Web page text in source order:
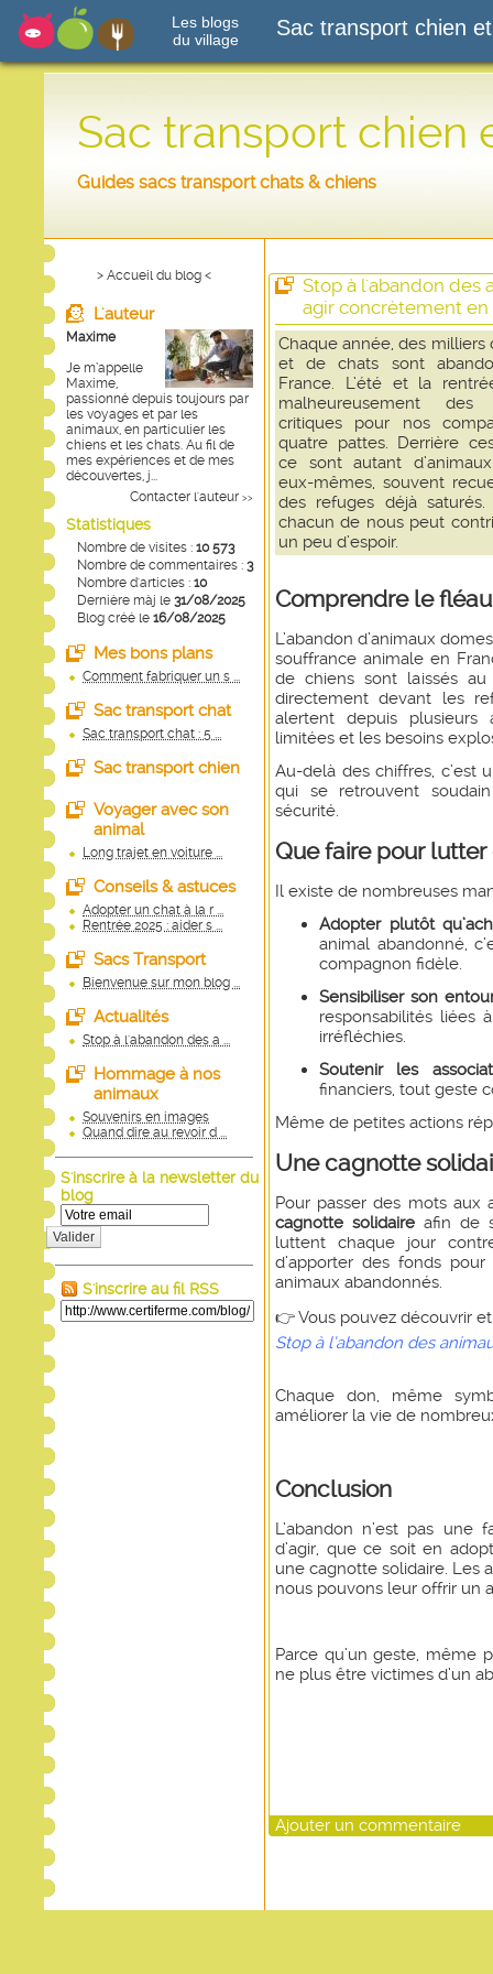
Les blogs
du village
Sac transport chien
Sac transport chien
Guides sacs transport chats & chiens
> Accueil du blog <
L'auteur
Maxime
Je m’appelle
Maxime,
passionné depuis toujours par
les voyages et par les
animaux, en particulier les
chiens et les chats. Au fil de
mes expériences et de mes
découvertes, j...
Contacter l'auteur >>
Statistiques
Nombre de visites : 10 573
Nombre de commentaires : 3
Nombre d'articles : 10
Dernière màj le 31/08/2025
Blog créé le 16/08/2025
Mes bons plans
Comment fabriquer un s ...
Sac transport chat
Sac transport chat : 5 ...
Sac transport chien
Voyager avec son
animal
Long trajet en voiture ...
Conseils & astuces
Adopter un chat à la r ...
Rentrée 2025 : aider s ...
Sacs Transport
Bienvenue sur mon blog ...
Actualités
Stop à l'abandon des a ...
Hommage à nos
animaux
Souvenirs en images
Quand dire au revoir d ...
S'inscrire à la newsletter du
blog
Valider
S'inscrire au fil RSS
Stop à l'abandon des
agir concrètement en
Chaque année, des milliers
et de chats sont
France. L’été et la
malheureusement des
critiques pour nos
quatre pattes. Derrière
ce sont autant
eux-mêmes, souvent
des refuges déjà saturés.
chacun de nous peut
un peu d’espoir.
Comprendre le
L’abandon d’animaux
souffrance animale en
de chiens sont laissés
directement devant les
alertent depuis plusieurs
limitées et les besoins
Au-delà des chiffres, c’est
qui se retrouvent
sécurité.
Que faire pour lutter
Il existe de nombreuses
Adopter plutôt
animal abandonné,
compagnon fidèle.
Sensibiliser son
responsabilités liées
irréfléchies.
Soutenir les
financiers, tout geste
Même de petites actions
Une cagnotte
Pour passer des mots aux
cagnotte solidaireafin de
luttent chaque jour
d’apporter des fonds
animaux abandonnés.
👉 Vous pouvez découvrir
Stop à l’abandon des
Chaque don, même
améliorer la vie de
Conclusion
L’abandon n’est pas
d’agir, que ce soit en
une cagnotte solidaire. Les
nous pouvons leur offrir un
Parce qu’un geste, même
ne plus être victimes d’un
Ajouter un commentaire